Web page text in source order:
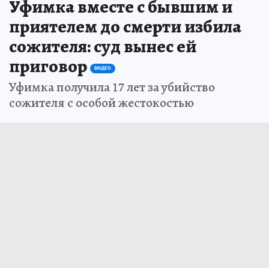
Уфимка вместе с бывшим и
приятелем до смерти избила
сожителя: суд вынес ей
приговор
ВИДЕО
Уфимка получила 17 лет за убийство
сожителя с особой жестокостью